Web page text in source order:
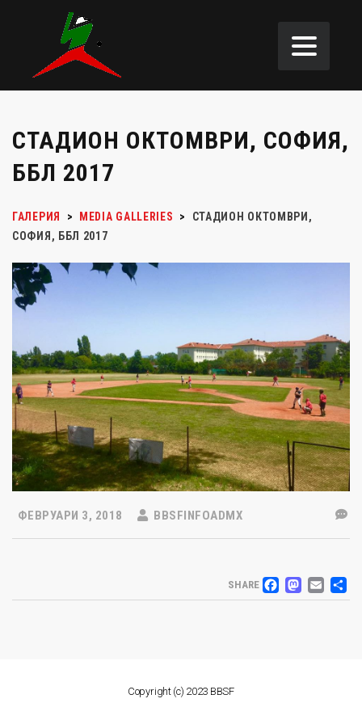
СТАДИОН ОКТОМВРИ, СОФИЯ,
ББЛ 2017
ГАЛЕРИЯ > MEDIA GALLERIES >
СТАДИОН ОКТОМВРИ,
СОФИЯ, ББЛ 2017
ФЕВРУАРИ 3, 2018 BBSFINFOADMX
SHARE
Copyright (c) 2023 BBSF